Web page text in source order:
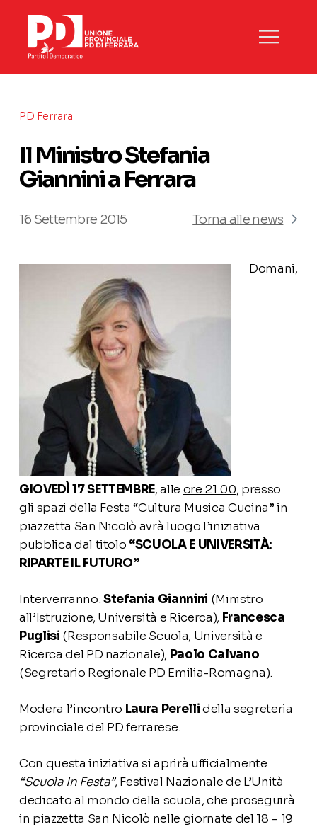
PD Ferrara
Il Ministro Stefania
Giannini a Ferrara
16 Settembre 2015 Torna alle news
Domani,
GIOVEDÌ 17 SETTEMBRE, alle ore 21.00, presso
gli spazi della Festa “Cultura Musica Cucina” in
piazzetta San Nicolò avrà luogo l’iniziativa
pubblica dal titolo “SCUOLA E UNIVERSITÀ:
RIPARTE IL FUTURO”
Interverranno:Stefania Giannini (Ministro
all’Istruzione, Università e Ricerca), Francesca
Puglisi (Responsabile Scuola, Università e
Ricerca del PD nazionale), Paolo Calvano
(Segretario Regionale PD Emilia-Romagna).
Modera l’incontro Laura Perellidella segreteria
provinciale del PD ferrarese.
Con questa iniziativa si aprirà ufficialmente
“Scuola In Festa”, Festival Nazionale de L’Unità
dedicato al mondo della scuola, che proseguirà
in piazzetta San Nicolò nelle giornate del 18 – 19